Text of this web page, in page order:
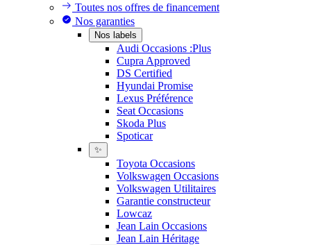
Toutes nos offres de financement
Nos garanties
Nos labels
Audi Occasions :Plus
Cupra Approved
DS Certified
Hyundai Promise
Lexus Préférence
Seat Occasions
Skoda Plus
Spoticar
✨
Toyota Occasions
Volkswagen Occasions
Volkswagen Utilitaires
Garantie constructeur
Lowcaz
Jean Lain Occasions
Jean Lain Héritage